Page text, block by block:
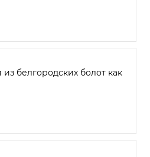
белгородских болот как